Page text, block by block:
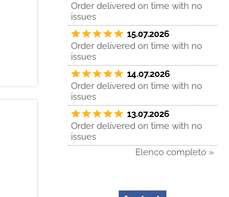
Order delivered on time with no
issues
15.07.2026
Order delivered on time with no
issues
14.07.2026
Order delivered on time with no
issues
13.07.2026
Order delivered on time with no
issues
Elenco completo »